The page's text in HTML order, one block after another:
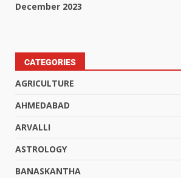
December 2023
CATEGORIES
AGRICULTURE
AHMEDABAD
ARVALLI
ASTROLOGY
BANASKANTHA